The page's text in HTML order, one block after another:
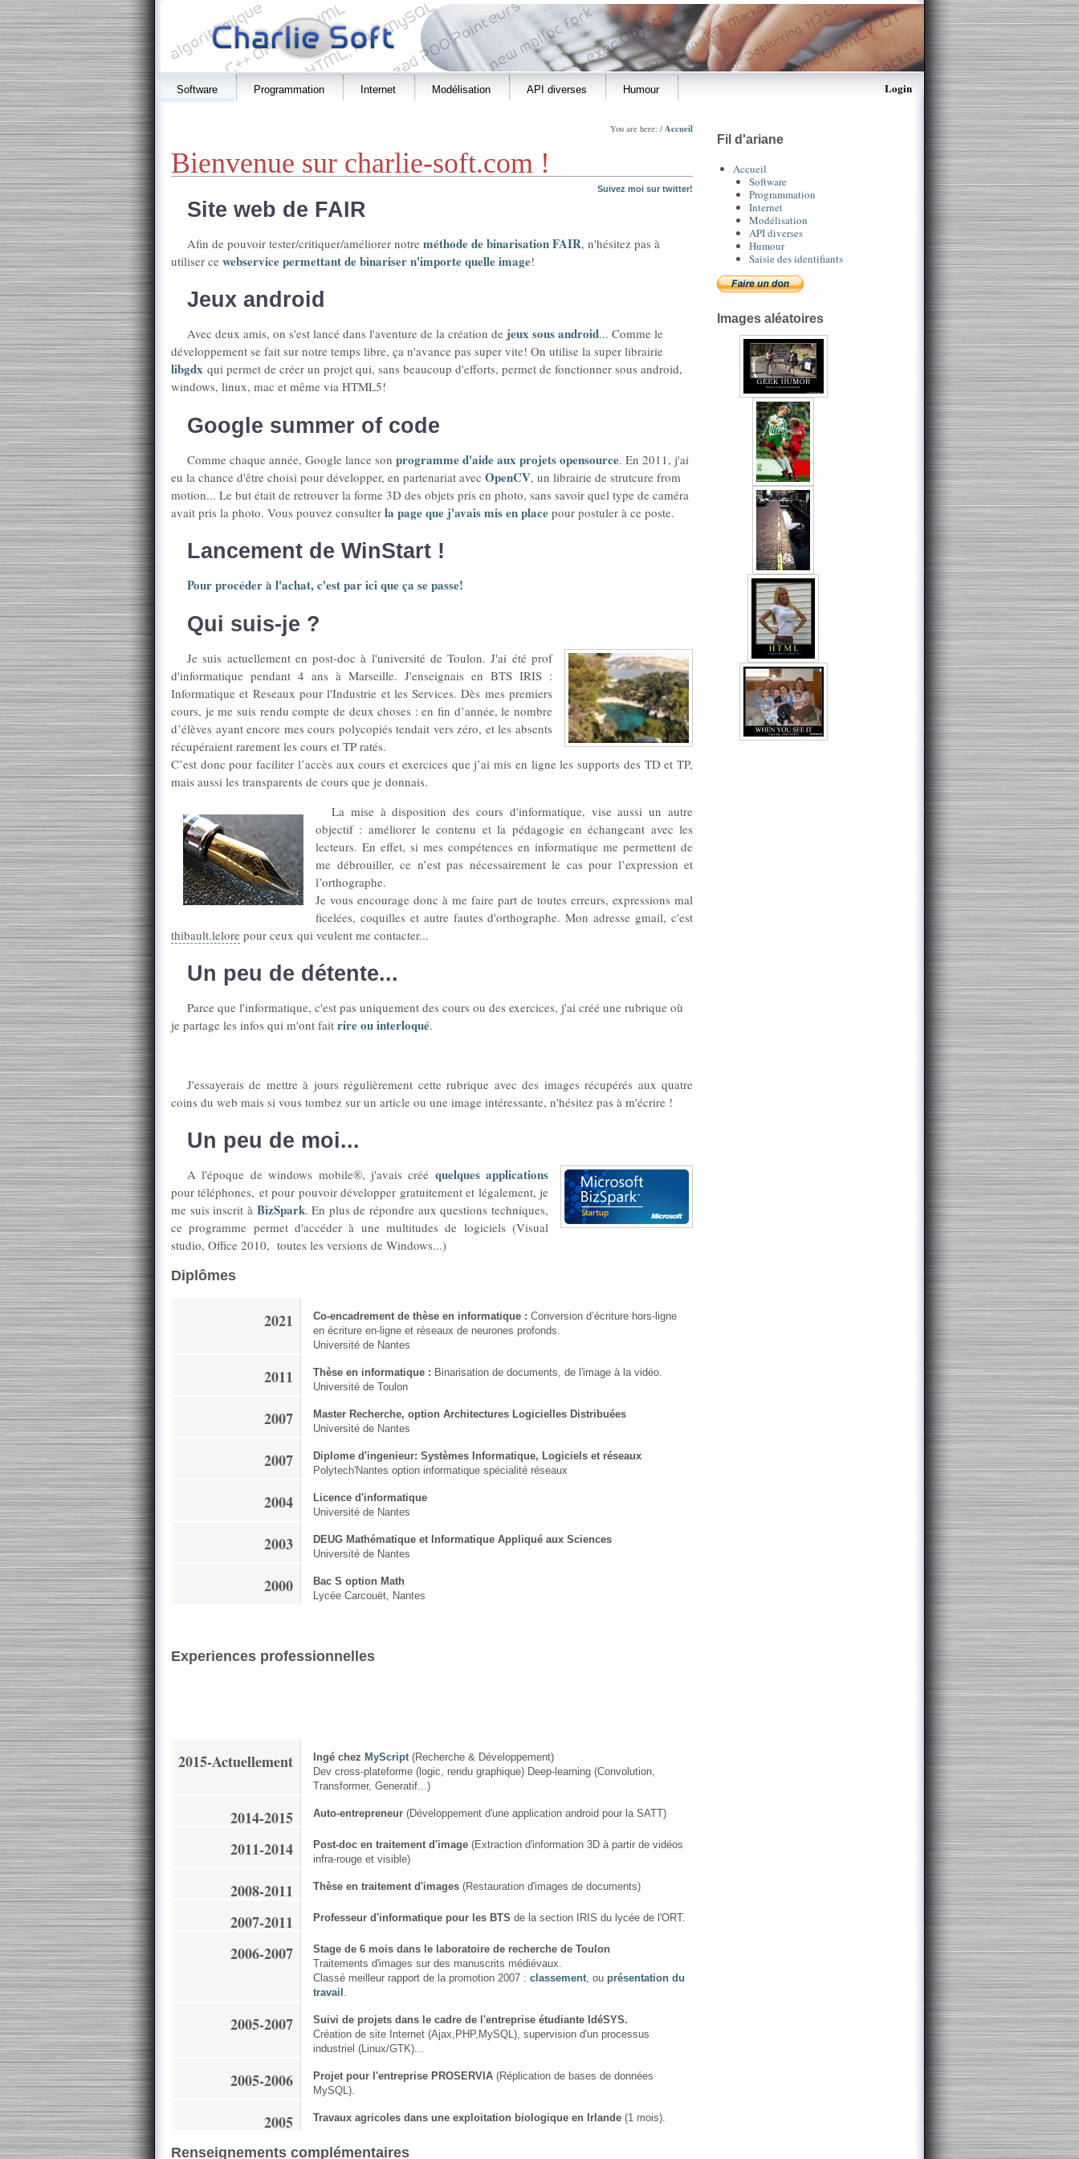
Software Programmation Internet Modélisation API diverses Humour Login
You are here: / Accueil
Bienvenue sur charlie-soft.com !
Suivez moi sur twitter!
Site web de FAIR
Afin de pouvoir tester/critiquer/améliorer notre méthode de binarisation FAIR, n'hésitez pas à
utiliser ce webservice permettant de binariser n'importe quelle image!
Jeux android
Avec deux amis, on s'est lancé dans l'aventure de la création de jeux sous android... Comme le
développement se fait sur notre temps libre, ça n'avance pas super vite! On utilise la super librairie
libgdx qui permet de créer un projet qui, sans beaucoup d'efforts, permet de fonctionner sous android,
windows, linux, mac et même via HTML5!
Google summer of code
Comme chaque année, Google lance son programme d'aide aux projets opensource. En 2011, j'ai
eu la chance d'être choisi pour développer, en partenariat avec OpenCV, un librairie de strutcure from
motion... Le but était de retrouver la forme 3D des objets pris en photo, sans savoir quel type de caméra
avait pris la photo. Vous pouvez consulter la page que j'avais mis en place pour postuler à ce poste.
Lancement de WinStart !
Pour procéder à l'achat, c'est par ici que ça se passe!
Qui suis-je ?
Je suis actuellement en post-doc à l'université de Toulon. J'ai été prof
d'informatique pendant 4 ans à Marseille. J'enseignais en BTS IRIS :
Informatique et Reseaux pour l'Industrie et les Services. Dès mes premiers
cours, je me suis rendu compte de deux choses : en fin d’année, le nombre
d’élèves ayant encore mes cours polycopiés tendait vers zéro, et les absents
récupéraient rarement les cours et TP ratés.
C’est donc pour faciliter l’accès aux cours et exercices que j’ai mis en ligne les supports des TD et TP,
mais aussi les transparents de cours que je donnais.
La mise à disposition des cours d'informatique, vise aussi un autre
objectif : améliorer le contenu et la pédagogie en échangeant avec les
lecteurs. En effet, si mes compétences en informatique me permettent de
me débrouiller, ce n’est pas nécessairement le cas pour l’expression et
l’orthographe.
Je vous encourage donc à me faire part de toutes erreurs, expressions mal
ficelées, coquilles et autre fautes d'orthographe. Mon adresse gmail, c'est
thibault.lelore pour ceux qui veulent me contacter...
Un peu de détente...
Parce que l'informatique, c'est pas uniquement des cours ou des exercices, j'ai créé une rubrique où
je partage les infos qui m'ont fait rire ou interloqué.
J'essayerais de mettre à jours régulièrement cette rubrique avec des images récupérés aux quatre
coins du web mais si vous tombez sur un article ou une image intéressante, n'hésitez pas à m'écrire !
Un peu de moi...
A l'époque de windows mobile®, j'avais créé quelques applications
pour téléphones, et pour pouvoir développer gratuitement et légalement, je
me suis inscrit à BizSpark. En plus de répondre aux questions techniques,
ce programme permet d'accéder à une multitudes de logiciels (Visual
studio, Office 2010, toutes les versions de Windows...)
Diplômes
2021 Co-encadrement de thèse en informatique :Conversion d’écriture hors-ligne
en écriture en-ligne et réseaux de neurones profonds.
Université de Nantes
2011 Thèse en informatique : Binarisation de documents, de l'image à la vidéo.
Université de Toulon
2007
Master Recherche, option Architectures Logicielles Distribuées
Université de Nantes
2007
Diplome d'ingenieur: Systèmes Informatique, Logiciels et réseaux
Polytech'Nantes option informatique spécialité réseaux
2004
Licence d'informatique
Université de Nantes
2003
DEUG Mathématique et Informatique Appliqué aux Sciences
Université de Nantes
2000
Bac S option Math
Lycée Carcouët, Nantes
Experiences professionnelles
2015-Actuellement Ingé chezMyScript (Recherche & Développement)
Dev cross-plateforme (logic, rendu graphique) Deep-learning (Convolution,
Transformer, Generatif...)
2014-2015 Auto-entrepreneur (Développement d'une application android pour la SATT)
2011-2014 Post-doc en traitement d'image (Extraction d'information 3D à partir de vidéos
infra-rouge et visible)
2008-2011 Thèse en traitement d'images (Restauration d'images de documents)
2007-2011 Professeur d'informatique pour les BTS de la section IRIS du lycée de l'ORT.
2006-2007
Stage de 6 mois dans le laboratoire de recherche de Toulon
Traitements d'images sur des manuscrits médiévaux.
Classé meilleur rapport de la promotion 2007 :classement , ou présentation du
travail
2005-2007
Suivi de projets dans le cadre de l'entreprise étudiante IdéSYS.
Création de site Internet (Ajax,PHP,MySQL), supervision d'un processus
industriel (Linux/GTK)...
2005-2006 Projet pour l'entreprise PROSERVIA (Réplication de bases de données
MySQL).
2005 Travaux agricoles dans une exploitation biologique en Irlande (1 mois).
Renseignements complémentaires
Fil d'ariane
Accueil
Software
Programmation
Internet
Modélisation
API diverses
Humour
Saisie des identifiants
Images aléatoires